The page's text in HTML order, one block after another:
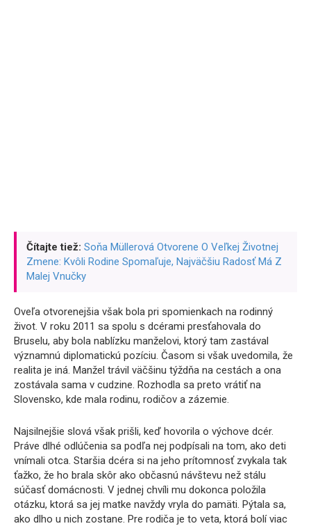
Čítajte tiež: Soňa Müllerová Otvorene O Veľkej Životnej
Zmene: Kvôli Rodine Spomaľuje, Najväčšiu Radosť Má Z
Malej Vnučky
Oveľa otvorenejšia však bola pri spomienkach na rodinný
život. V roku 2011 sa spolu s dcérami presťahovala do
Bruselu, aby bola nablízku manželovi, ktorý tam zastával
významnú diplomatickú pozíciu. Časom si však uvedomila, že
realita je iná. Manžel trávil väčšinu týždňa na cestách a ona
zostávala sama v cudzine. Rozhodla sa preto vrátiť na
Slovensko, kde mala rodinu, rodičov a zázemie.
Najsilnejšie slová však prišli, keď hovorila o výchove dcér.
Práve dlhé odlúčenia sa podľa nej podpísali na tom, ako deti
vnímali otca. Staršia dcéra si na jeho prítomnosť zvykala tak
ťažko, že ho brala skôr ako občasnú návštevu než stálu
súčasť domácnosti. V jednej chvíli mu dokonca položila
otázku, ktorá sa jej matke navždy vryla do pamäti. Pýtala sa,
ako dlho u nich zostane. Pre rodiča je to veta, ktorá bolí viac